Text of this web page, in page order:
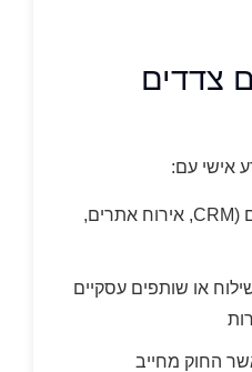
צדדים
אישי עם:
ספקי שירות טכנולוגיים (CRM, אירוח אתרים,
או שותפים עסקיים
החוק מחייב